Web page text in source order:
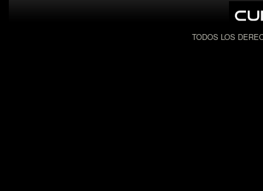
TODOS LOS